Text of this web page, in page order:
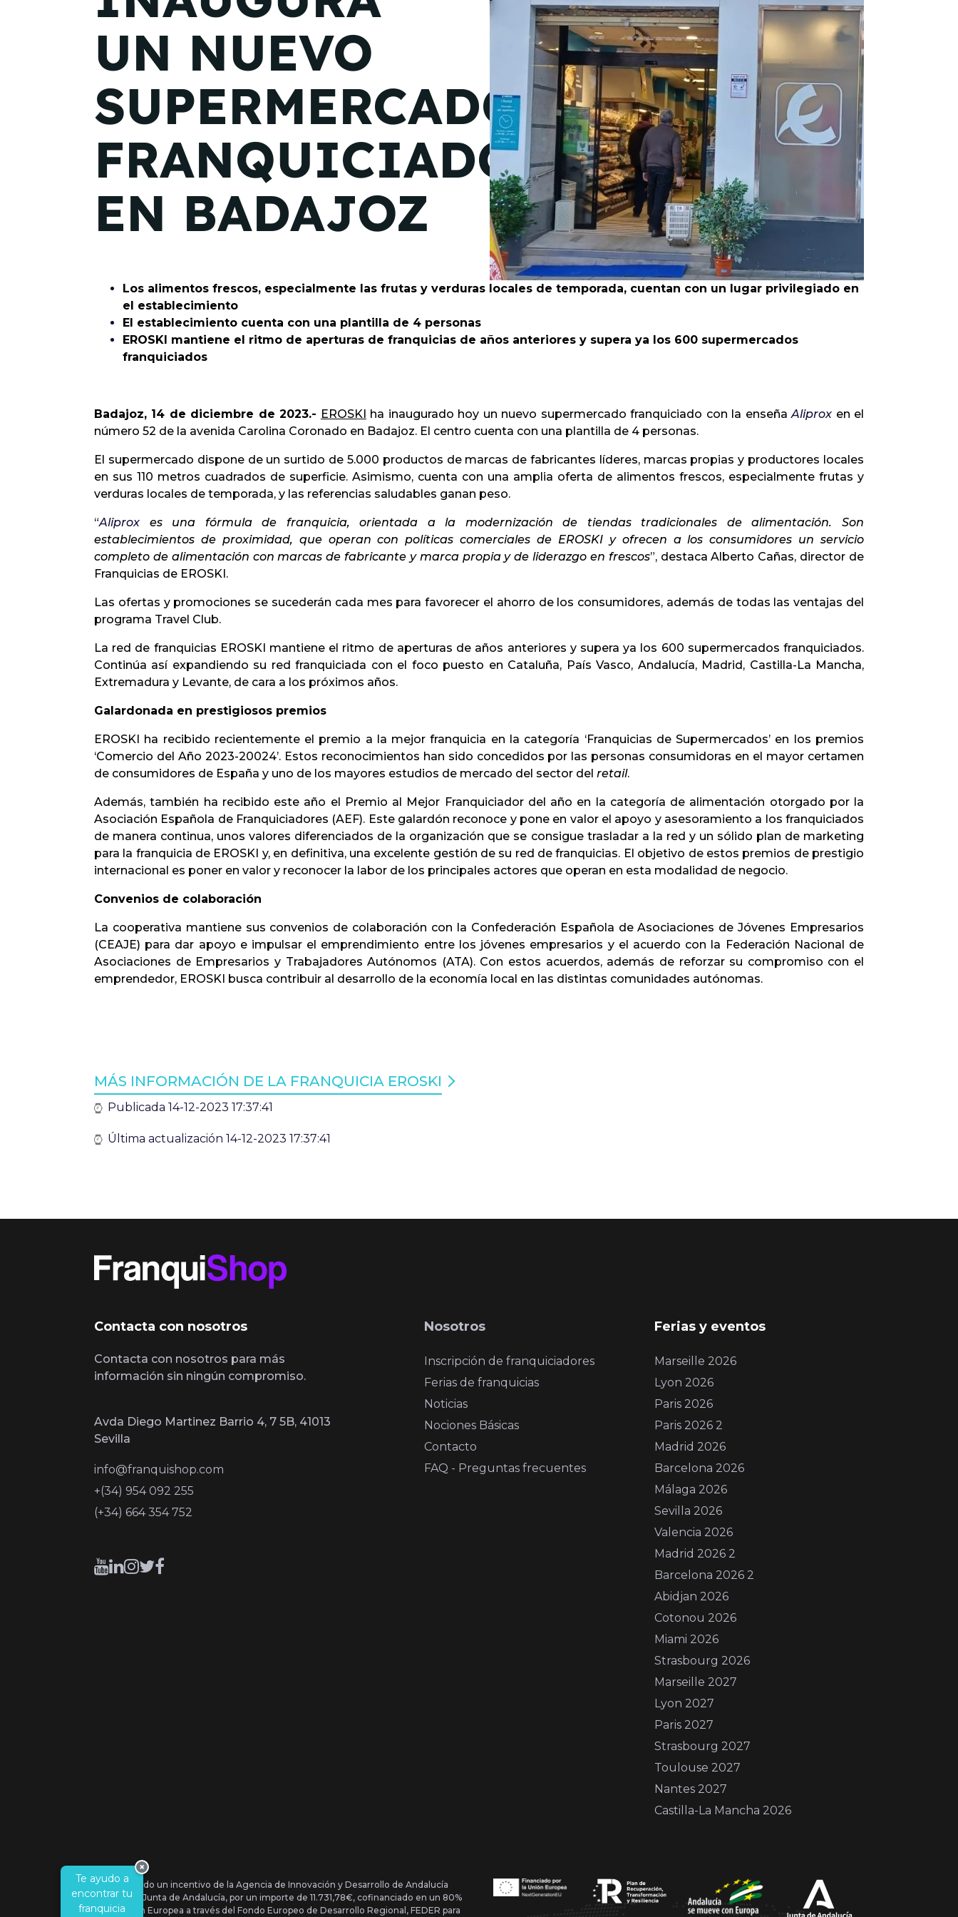
Madrid 2026 2 -08
Castilla-La Mancha
2026 - 22 de octubre
Barcelona 2026 2 -
05 de noviembre
VER MÁS
Infórmate
UN NUEVO
SUPERMERCADO
FRANQUICIADO
EN BADAJOZ
Los alimentos frescos, especialmente las frutas y verduras locales de temporada, cuentan con un lugar privilegiado en
el establecimiento
El establecimiento cuenta con una plantilla de 4 personas
EROSKI mantiene el ritmo de aperturas de franquicias de años anteriores y supera ya los 600 supermercados
franquiciados
Badajoz, 14 de diciembre de 2023.- EROSKI ha inaugurado hoy un nuevo supermercado franquiciado con la enseñaAliprox en el
número 52 de la avenida Carolina Coronado en Badajoz. El centro cuenta con una plantilla de 4 personas.
El supermercado dispone de un surtido de 5.000 productos de marcas de fabricantes líderes, marcas propias y productores locales
en sus 110 metros cuadrados de superficie. Asimismo, cuenta con una amplia oferta de alimentos frescos, especialmente frutas y
verduras locales de temporada, y las referencias saludables ganan peso.
“Aliprox es una fórmula de franquicia, orientada a la modernización de tiendas tradicionales de alimentación. Son
establecimientos de proximidad, que operan con políticas comerciales de EROSKI y ofrecen a los consumidores un servicio
completo de alimentación con marcas de fabricante y marca propia y de liderazgo en frescos”, destaca Alberto Cañas, director de
Franquicias de EROSKI.
Las ofertas y promociones se sucederán cada mes para favorecer el ahorro de los consumidores, además de todas las ventajas del
programa Travel Club.
La red de franquicias EROSKI mantiene el ritmo de aperturas de años anteriores y supera ya los 600 supermercados franquiciados.
Continúa así expandiendo su red franquiciada con el foco puesto en Cataluña, País Vasco, Andalucía, Madrid, Castilla-La Mancha,
Extremadura y Levante, de cara a los próximos años.
Galardonada en prestigiosos premios
EROSKI ha recibido recientemente el premio a la mejor franquicia en la categoría ‘Franquicias de Supermercados’ en los premios
‘Comercio del Año 2023-20024’. Estos reconocimientos han sido concedidos por las personas consumidoras en el mayor certamen
de consumidores de España y uno de los mayores estudios de mercado del sector del retail.
Además, también ha recibido este año el Premio al Mejor Franquiciador del año en la categoría de alimentación otorgado por la
Asociación Española de Franquiciadores (AEF). Este galardón reconoce y pone en valor el apoyo y asesoramiento a los franquiciados
de manera continua, unos valores diferenciados de la organización que se consigue trasladar a la red y un sólido plan de marketing
para la franquicia de EROSKI y, en definitiva, una excelente gestión de su red de franquicias. El objetivo de estos premios de prestigio
internacional es poner en valor y reconocer la labor de los principales actores que operan en esta modalidad de negocio.
Convenios de colaboración
La cooperativa mantiene sus convenios de colaboración con la Confederación Española de Asociaciones de Jóvenes Empresarios
(CEAJE) para dar apoyo e impulsar el emprendimiento entre los jóvenes empresarios y el acuerdo con la Federación Nacional de
Asociaciones de Empresarios y Trabajadores Autónomos (ATA). Con estos acuerdos, además de reforzar su compromiso con el
emprendedor, EROSKI busca contribuir al desarrollo de la economía local en las distintas comunidades autónomas.
MÁS INFORMACIÓN DE LA FRANQUICIA EROSKI
Publicada 14-12-2023 17:37:41
Última actualización 14-12-2023 17:37:41
Contacta con nosotros
Contacta con nosotros para más
información sin ningún compromiso.
Avda Diego Martinez Barrio 4, 7 5B, 41013
Sevilla
info@franquishop.com
+(34) 954 092 255
(+34) 664 354 752
Nosotros
Inscripción de franquiciadores
Ferias de franquicias
Noticias
Nociones Básicas
Contacto
FAQ - Preguntas frecuentes
Ferias y eventos
Marseille 2026
Lyon 2026
Paris 2026
Paris 2026 2
Madrid 2026
Barcelona 2026
Málaga 2026
Sevilla 2026
Valencia 2026
Madrid 2026 2
Barcelona 2026 2
Abidjan 2026
Cotonou 2026
Miami 2026
Strasbourg 2026
Marseille 2027
Lyon 2027
Paris 2027
Strasbourg 2027
Toulouse 2027
Nantes 2027
Castilla-La Mancha 2026
Se ha recibido un incentivo de la Agencia de Innovación y Desarrollo de Andalucía
IDEA, de la Junta de Andalucía, por un importe de 11.731,78€, cofinanciado en un 80%
por la Unión Europea a través del Fondo Europeo de Desarrollo Regional, FEDER para
Te ayudo a
encontrar tu
franquicia
×